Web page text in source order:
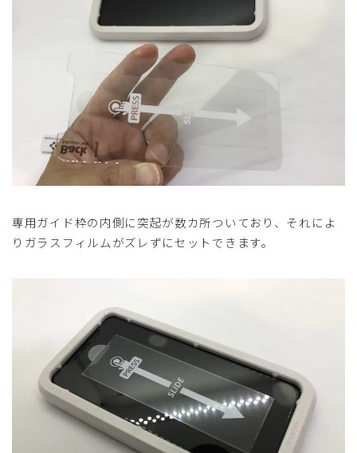
専用ガイド枠の内側に突起が数カ所ついており、それによ
りガラスフィルムがズレずにセットできます。